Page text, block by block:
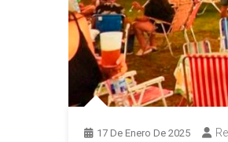
17 De Enero De 2025